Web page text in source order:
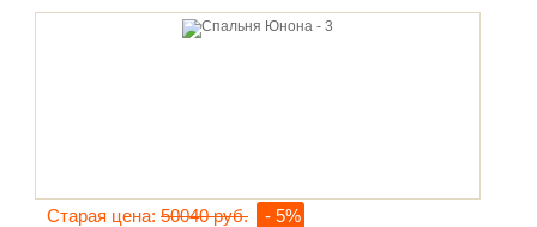
Старая цена: 50040 руб. - 5%